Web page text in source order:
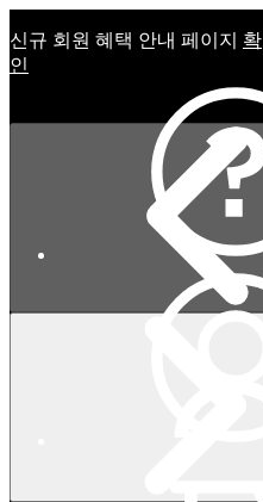
신규 회원 혜택 안내 페이지 확
인